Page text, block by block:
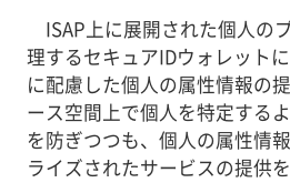
ISAP上に展開された個人の
理するセキュアIDウォレット
に配慮した個人の属性情報の
ース空間上で個人を特定する
を防ぎつつも、個人の属性情
ライズされたサービスの提供